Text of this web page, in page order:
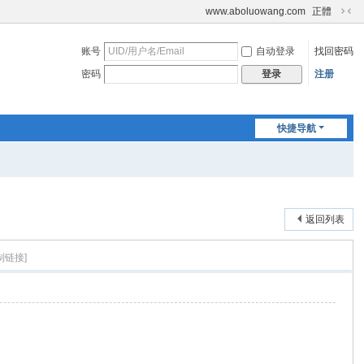
www.aboluowang.com 正體
切
到
账号 自动登录
找回密码
密码
登录 注册
快捷导航
返回列表
链接]